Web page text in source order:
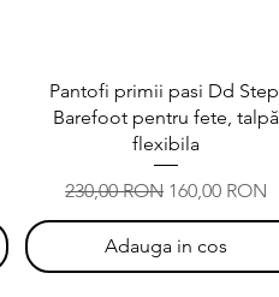
Afișare rapidă
Pantofi primii pasi Dd Step,
Barefoot pentru fete, talpă
flexibila
Preț normal
230,00 RON Preț redus
160,00 RON
Adauga in cos